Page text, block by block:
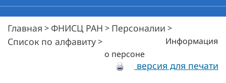
Главная > ФНИСЦ РАН > Персоналии >
Список по алфавиту>
Информация
о персоне
версия для печати